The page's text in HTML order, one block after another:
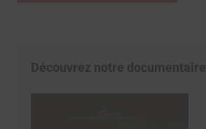
Découvrez notre documentaire